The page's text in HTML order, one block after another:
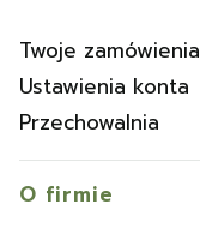
Twoje zamówienia
Ustawienia konta
Przechowalnia
O firmie